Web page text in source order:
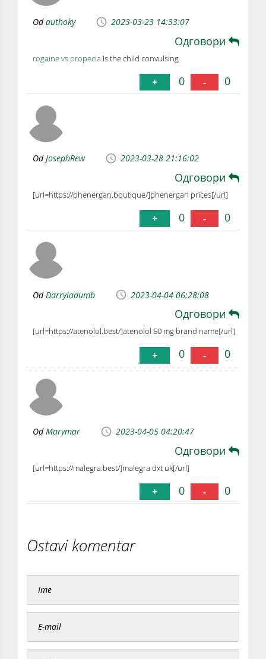
Odauthoky 2023-03-23 14:33:07
Одговори
rogaine vs propecia Is the child convulsing
+ 0 - 0
OdJosephRew 2023-03-28 21:16:02
Одговори
[url=https://phenergan.boutique/]phenergan prices[/url]
+ 0 - 0
Od Darryladumb 2023-04-04 06:28:08
Одговори
[url=https://atenolol.best/]atenolol 50 mg brand name[/url]
+ 0 - 0
OdMarymar 2023-04-05 04:20:47
Одговори
[url=https://malegra.best/]malegra dxt uk[/url]
+ 0 - 0
Ostavi komentar